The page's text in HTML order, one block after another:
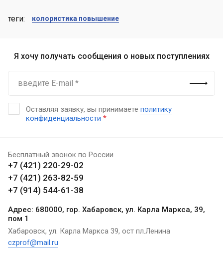
теги: колористика повышение
Я хочу получать сообщения о новых поступлениях
Оставляя заявку, вы принимаете политику
конфиденциальности *
Бесплатный звонок по России
+7 (421) 220-29-02
+7 (421) 263-82-59
+7 (914) 544-61-38
Адрес: 680000, гор. Хабаровск, ул. Карла Маркса, 39,
пом 1
Хабаровск, ул. Карла Маркса 39, ост пл.Ленина
czprof@mail.ru